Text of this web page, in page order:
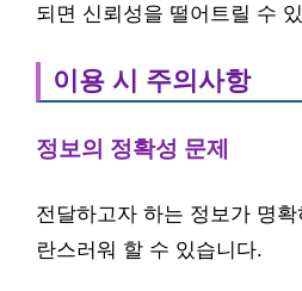
되면 신뢰성을 떨어트릴 수
이용 시 주의사항
정보의 정확성 문제
전달하고자 하는 정보가 명
란스러워 할 수 있습니다.